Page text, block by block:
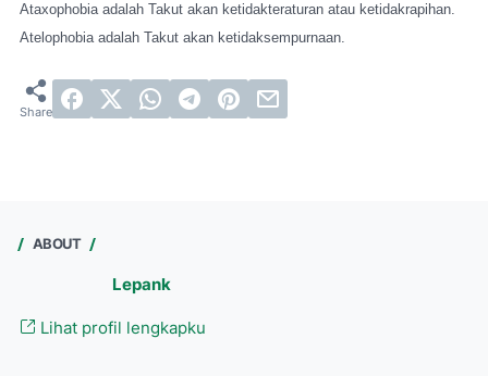
Ataxophobia adalah Takut akan ketidakteraturan atau ketidakrapihan.
Atelophobia adalah Takut akan ketidaksempurnaan.
ABOUT
Lepank
Lihat profil lengkapku